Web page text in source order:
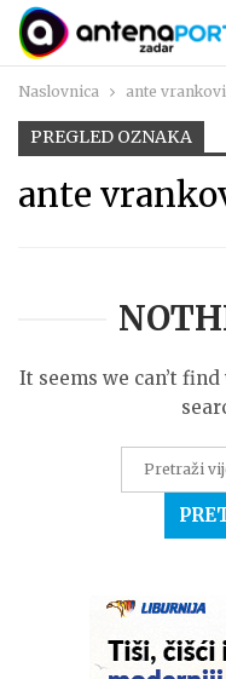
Naslovnica ante
PREGLED OZNAKA
ante
It seems we can’t